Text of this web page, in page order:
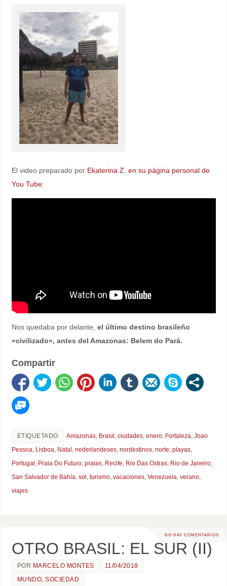
El video preparado por Ekaterina Z. en su página personal de
You Tube:
Nos quedaba por delante, el último destino brasileño
«civilizado», antes del Amazonas: Belem do Pará.
Compartir
ETIQUETADO Amazonas, Brasil , ciudades, enero, Fortaleza, Joao
Pessoa, Lisboa, Natal , nederlandeses, nordestinos, norte, playas,
Portugal , Praia Do Futuro, praias, Recife, Rio Das Ostras, Rio de Janeiro,
San Salvador de Bahía, sol , turismo, vacaciones, Venezuela, verano,
viajes
NO HAY COMENTARIOS
OTRO BRASIL: EL SUR (II)
POR MARCELO MONTES
11/04/2018
MUNDO,SOCIEDAD